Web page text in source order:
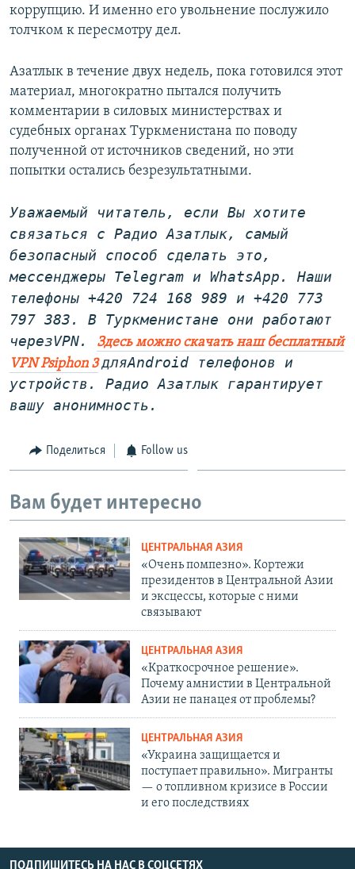
коррупцию. И именно его увольнение послужило
толчком к пересмотру дел.
Азатлык в течение двух недель, пока готовился этот
материал, многократно пытался получить
комментарии в силовых министерствах и
судебных органах Туркменистана по поводу
полученной от источников сведений, но эти
попытки остались безрезультатными.
Уважаемый читатель, если Вы хотите
связаться с Радио Азатлык, самый
безопасный способ сделать это,
мессенджеры Telegram и WhatsApp. Наши
телефоны +420 724 168 989 и +420 773
797 383. В Туркменистане они работают
черезVPN.
Здесь можно скачать наш бесплатный
VPN Psiphon 3 дляAndroid телефонов и
устройств. Радио Азатлык гарантирует
вашу анонимность.
Поделиться Follow us
Вам будет интересно
ЦЕНТРАЛЬНАЯ АЗИЯ
«Очень помпезно». Кортежи
президентов в Центральной Азии
и эксцессы, которые с ними
связывают
ЦЕНТРАЛЬНАЯ АЗИЯ
«Краткосрочное решение».
Почему амнистии в Центральной
Азии не панацея от проблемы?
ЦЕНТРАЛЬНАЯ АЗИЯ
«Украина защищается и
поступает правильно». Мигранты
— о топливном кризисе в России
и его последствиях
ПОДПИШИТЕСЬ НА НАС В СОЦСЕТЯХ